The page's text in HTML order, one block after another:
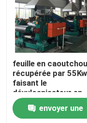
Machine en
Chaîne de
Machine en
Mélangeur en
feuille en
récupérée par 55Kw
faisant le
dévulcanisateur en
caoutchouc de
de machineenvoyer une